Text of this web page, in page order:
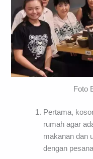
Foto
Pertama,
rumah agar
makanan dan
dengan